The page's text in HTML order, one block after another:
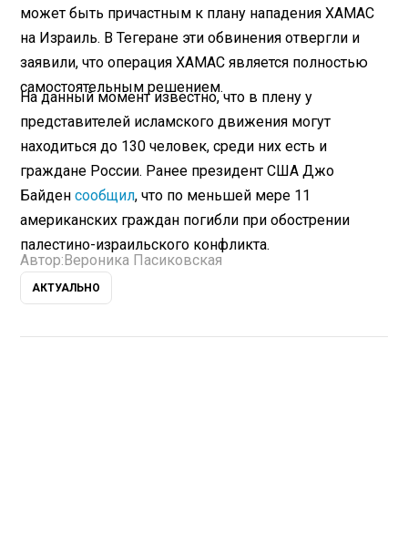
может быть причастным к плану нападения ХАМАС
на Израиль. В Тегеране эти обвинения отвергли и
заявили, что операция ХАМАС является полностью
самостоятельным решением.
На данный момент известно, что в плену у
представителей исламского движения могут
находиться до 130 человек, среди них есть и
граждане России. Ранее президент США Джо
Байденсообщил, что по меньшей мере 11
американских граждан погибли при обострении
палестино-израильского конфликта.
Автор:Вероника Пасиковская
АКТУАЛЬНО